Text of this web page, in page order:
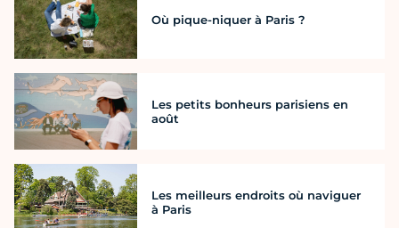
Où pique-niquer à Paris ?
Les petits bonheurs parisiens en
août
Les meilleurs endroits où naviguer
à Paris